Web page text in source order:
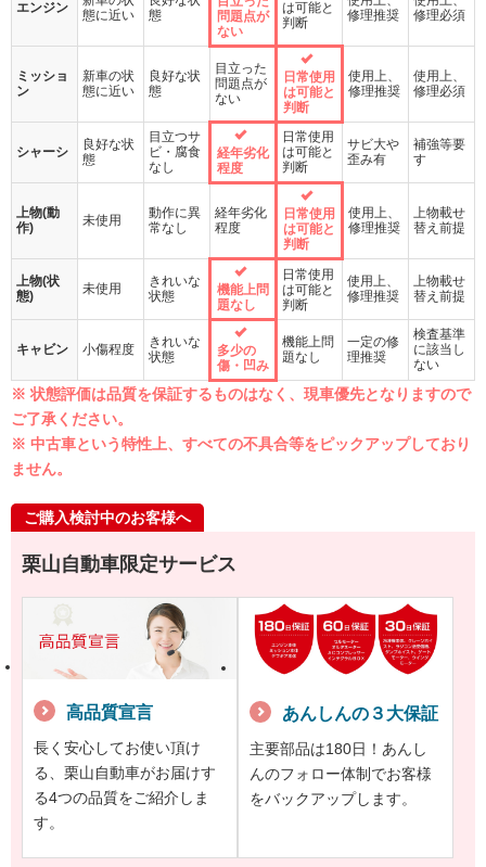
エンジン
態に近い
態
問題点が
ない
は可能と
判断
修理推奨
修理必須
ミッショ
ン
新車の状
態に近い
良好な状
態
目立った
問題点が
ない
日常使用
は可能と
判断
使用上、
修理推奨
使用上、
修理必須
シャーシ
良好な状
態
目立つサ
ビ・腐食
なし
経年劣化
程度
日常使用
は可能と
判断
サビ大や
歪み有
補強等要
す
上物(動
作)
未使用
動作に異
常なし
経年劣化
程度
日常使用
は可能と
判断
使用上、
修理推奨
上物載せ
替え前提
上物(状
態)
未使用
きれいな
状態
機能上問
題なし
日常使用
は可能と
判断
使用上、
修理推奨
上物載せ
替え前提
キャビン 小傷程度
きれいな
状態
多少の
傷・凹み
機能上問
題なし
一定の修
理推奨
検査基準
に該当し
ない
※ 状態評価は品質を保証するものはなく、現車優先となりますので
ご了承ください。
※ 中古車という特性上、すべての不具合等をピックアップしており
ません。
ご購入検討中のお客様へ
栗山自動車限定サービス
高品質宣言
長く安心してお使い頂け
る、栗山自動車がお届けす
る4つの品質をご紹介しま
す。
あんしんの３大保証
主要部品は180日！あんし
んのフォロー体制でお客様
をバックアップします。